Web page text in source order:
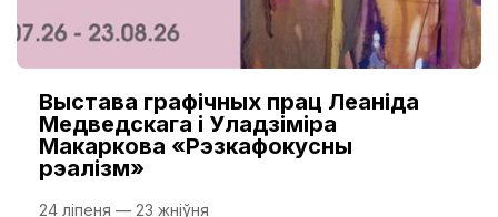
Выстава графічных прац Леаніда
Медведскага і Уладзіміра
Макаркова «Рэзкафокусны
рэалізм»
24 ліпеня — 23 жніўня